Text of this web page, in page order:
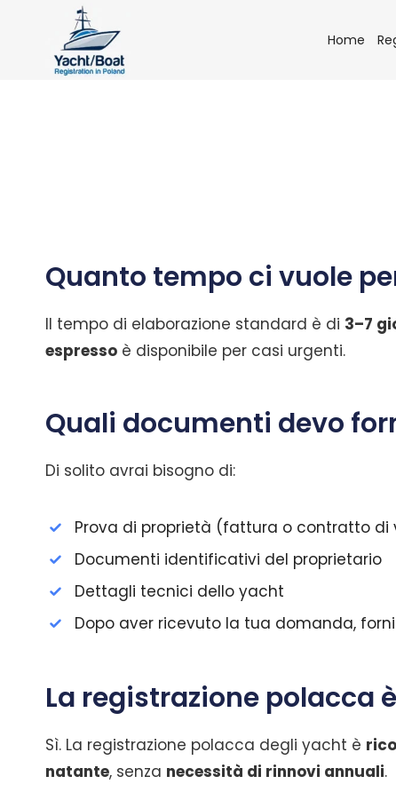
contenuto
Home
Quanto tempo ci vuole
Il tempo di elaborazione standard è di 3–7
espresso è disponibile per casi urgenti.
Quali documenti devo
Di solito avrai bisogno di:
Prova di proprietà (fattura o contratto di
Documenti identificativi del proprietario
Dettagli tecnici dello yacht
Dopo aver ricevuto la tua domanda,
La registrazione polacca
Sì. La registrazione polacca degli yacht è
natante, senza necessità di rinnovi annuali.